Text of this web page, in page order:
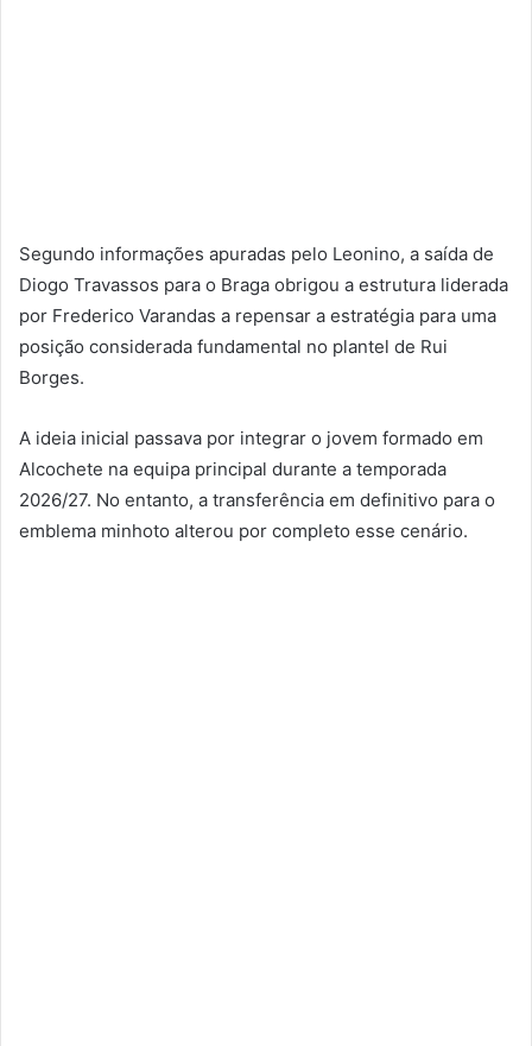
Segundo informações apuradas pelo Leonino, a saída de
Diogo Travassos para o Braga obrigou a estrutura liderada
por Frederico Varandas a repensar a estratégia para uma
posição considerada fundamental no plantel de Rui
Borges.
A ideia inicial passava por integrar o jovem formado em
Alcochete na equipa principal durante a temporada
2026/27. No entanto, a transferência em definitivo para o
emblema minhoto alterou por completo esse cenário.